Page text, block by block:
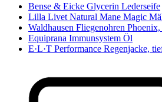
Bense & Eicke Glycerin Lederseife
Lilla Livet Natural Mane Magic
Waldhausen Fliegenohren
Equiprana Immunsystem Öl
E·L·T Performance Regenjacke,